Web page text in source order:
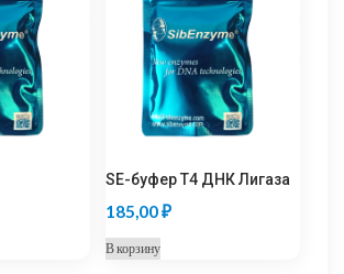
SE-буфер Т4 ДНК Лигаза
185,00₽
В корзину